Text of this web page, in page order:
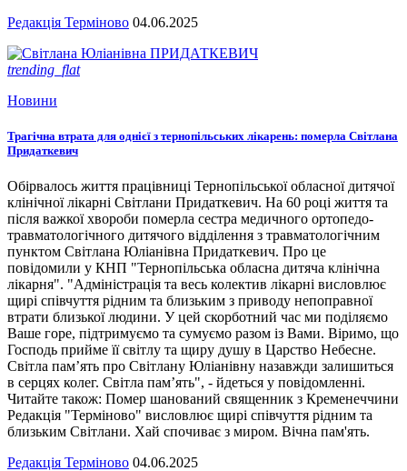
Редакція Терміново 04.06.2025
trending_flat
Новини
Трагічна втрата для однієї з тернопільських лікарень: померла Світлана
Придаткевич
Обірвалось життя працівниці Тернопільської обласної дитячої
клінічної лікарні Світлани Придаткевич. На 60 році життя та
після важкої хвороби померла сестра медичного ортопедо-
травматологічного дитячого відділення з травматологічним
пунктом Світлана Юліанівна Придаткевич. Про це
повідомили у КНП "Тернопільська обласна дитяча клінічна
лікарня". "Адміністрація та весь колектив лікарні висловлює
щирі співчуття рідним та близьким з приводу непоправної
втрати близької людини. У цей скорботний час ми поділяємо
Ваше горе, підтримуємо та сумуємо разом із Вами. Віримо, що
Господь прийме її світлу та щиру душу в Царство Небесне.
Світла пам’ять про Світлану Юліанівну назавжди залишиться
в серцях колег. Світла пам’ять", - йдеться у повідомленні.
Читайте також: Помер шанований священник з Кременеччини
Редакція "Терміново" висловлює щирі співчуття рідним та
близьким Світлани. Хай спочиває з миром. Вічна пам'ять.
Редакція Терміново 04.06.2025